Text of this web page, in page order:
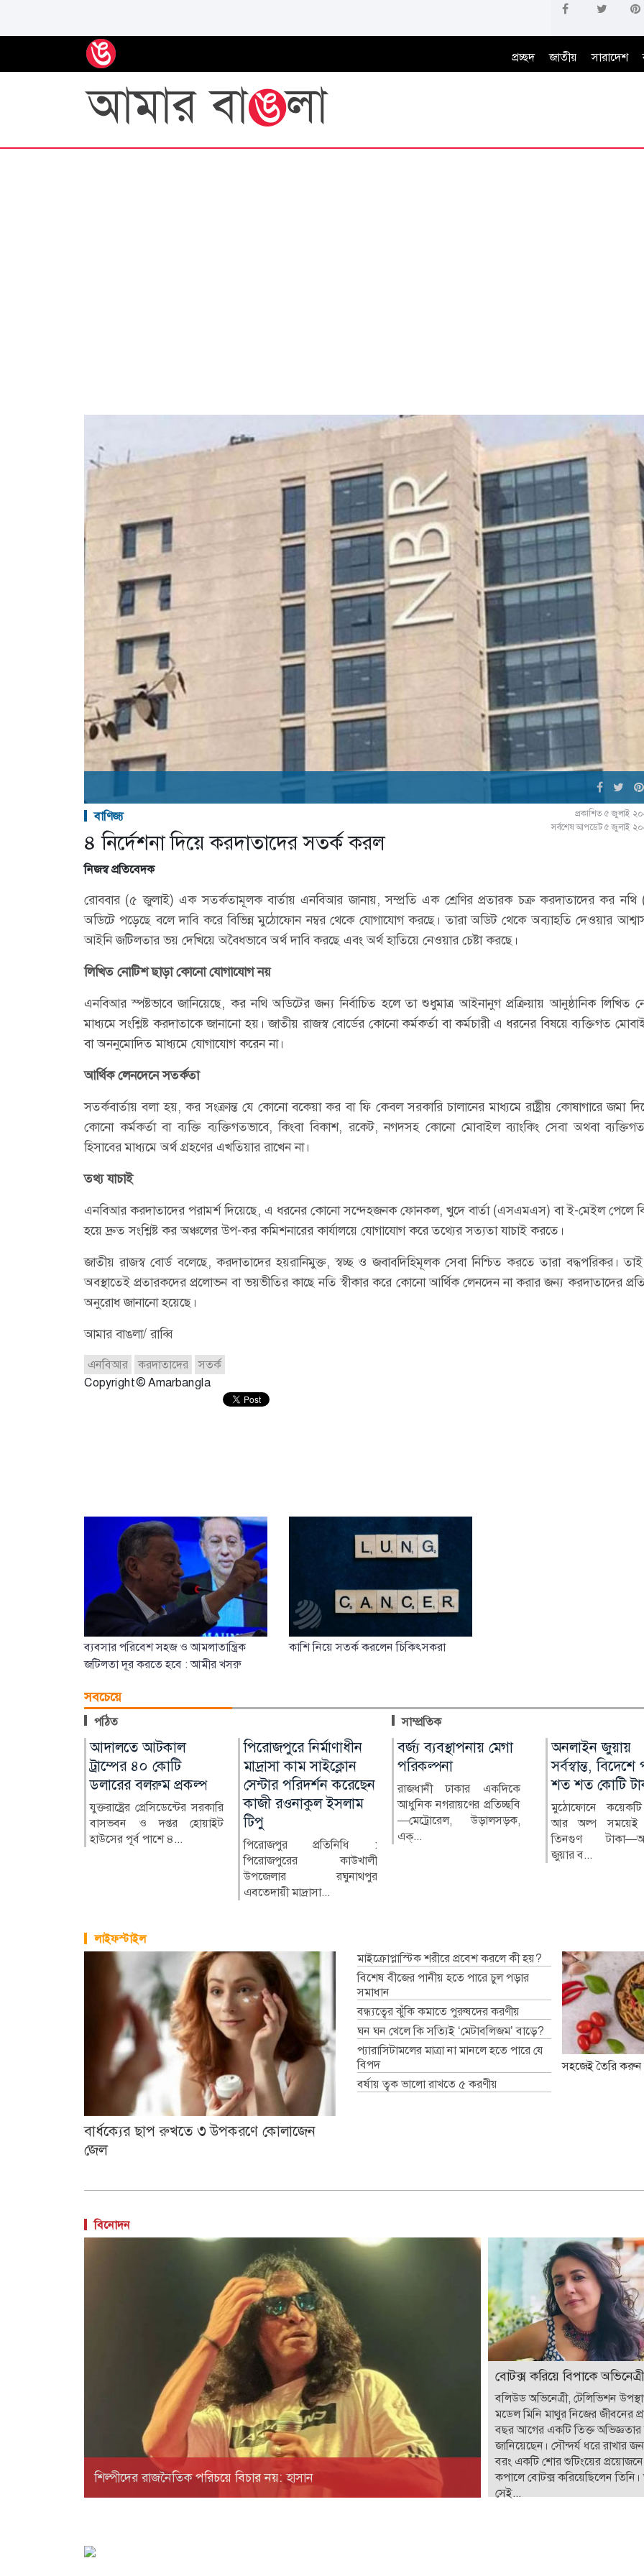
প্রচ্ছদ জাতীয় সারাদেশ
বাণিজ্য
প্রকাশিত ৫ জুলাই
সর্বশেষ আপডেট ৫ জুলাই
৪ নির্দেশনা দিয়ে করদাতাদের সতর্ক করল
নিজস্ব প্রতিবেদক
রোববার (৫ জুলাই) এক সতর্কতামূলক বার্তায় এনবিআর জানায়, সম্প্রতি এক শ্রেণির প্রতারক চক্র করদাতাদের কর নথি
অডিটে পড়েছে বলে দাবি করে বিভিন্ন মুঠোফোন নম্বর থেকে যোগাযোগ করছে। তারা অডিট থেকে অব্যাহতি দেওয়ার
আইনি জটিলতার ভয় দেখিয়ে অবৈধভাবে অর্থ দাবি করছে এবং অর্থ হাতিয়ে নেওয়ার চেষ্টা করছে।
লিখিত নোটিশ ছাড়া কোনো যোগাযোগ নয়
এনবিআর স্পষ্টভাবে জানিয়েছে, কর নথি অডিটের জন্য নির্বাচিত হলে তা শুধুমাত্র আইনানুগ প্রক্রিয়ায় আনুষ্ঠানিক লিখিত
মাধ্যমে সংশ্লিষ্ট করদাতাকে জানানো হয়। জাতীয় রাজস্ব বোর্ডের কোনো কর্মকর্তা বা কর্মচারী এ ধরনের বিষয়ে ব্যক্তিগত
বা অননুমোদিত মাধ্যমে যোগাযোগ করেন না।
আর্থিক লেনদেনে সতর্কতা
সতর্কবার্তায় বলা হয়, কর সংক্রান্ত যে কোনো বকেয়া কর বা ফি কেবল সরকারি চালানের মাধ্যমে রাষ্ট্রীয় কোষাগারে জমা
কোনো কর্মকর্তা বা ব্যক্তি ব্যক্তিগতভাবে, কিংবা বিকাশ, রকেট, নগদসহ কোনো মোবাইল ব্যাংকিং সেবা অথবা
হিসাবের মাধ্যমে অর্থ গ্রহণের এখতিয়ার রাখেন না।
তথ্য যাচাই
এনবিআর করদাতাদের পরামর্শ দিয়েছে, এ ধরনের কোনো সন্দেহজনক ফোনকল, খুদে বার্তা (এসএমএস) বা ই-মেইল পেলে
হয়ে দ্রুত সংশ্লিষ্ট কর অঞ্চলের উপ-কর কমিশনারের কার্যালয়ে যোগাযোগ করে তথ্যের সত্যতা যাচাই করতে।
জাতীয় রাজস্ব বোর্ড বলেছে, করদাতাদের হয়রানিমুক্ত, স্বচ্ছ ও জবাবদিহিমূলক সেবা নিশ্চিত করতে তারা বদ্ধপরিকর।
অবস্থাতেই প্রতারকদের প্রলোভন বা ভয়ভীতির কাছে নতি স্বীকার করে কোনো আর্থিক লেনদেন না করার জন্য করদাতাদের
অনুরোধ জানানো হয়েছে।
আমার বাঙলা/ রাব্বি
এনবিআর করদাতাদের
সতর্ক
Copyright © Amarbangla
ব্যবসার পরিবেশ সহজ ও আমলাতান্ত্রিক
জটিলতা দূর করতে হবে : আমীর খসরু
কাশি নিয়ে সতর্ক করলেন চিকিৎসকরা
সবচেয়ে
পঠিত সাম্প্রতিক
আদালতে আটকাল
ট্রাম্পের ৪০ কোটি
ডলারের বলরুম প্রকল্প
যুক্তরাষ্ট্রের প্রেসিডেন্টের সরকারি
বাসভবন ও দপ্তর হোয়াইট
হাউসের পূর্ব পাশে ৪...
পিরোজপুরে নির্মাণাধীন
মাদ্রাসা কাম সাইক্লোন
সেন্টার পরিদর্শন করেছেন
কাজী রওনাকুল ইসলাম
টিপু
পিরোজপুর প্রতিনিধি :
পিরোজপুরের কাউখালী
উপজেলার রঘুনাথপুর
এবতেদায়ী মাদ্রাসা...
যে শর্তে ইরানের নৌ
অবরোধ তুলবে যুক্তরাষ্ট্র
ইরান ও ওমানের মধ্যে হরমুজ
প্রণালি পুনরায় খুলে দেওয়ার
বিষয়ে অগ্রগতি হয়েছে। শিগ...
অর্ধশতাধিক
বাংলাদেশিসহ
অভিবাসী উদ্ধার
গ্রিসের ক্রিট দ্বীপের
অভিযানে ৪৮
সময়ে ২০২ জন
উ...
দেড় বছর পর কলাপাড়া
হাসপাতালে চালু
সিজারিয়ান অপারেশন
পটুয়াখালীর কলাপাড়া ৫০
শয্যাবিশিষ্ট হাসপাতালে দীর্ঘ
প্রায় দেড় বছর বন্ধ থাকার প...
ঝুঁকিপূর্ণ ভবনেই চলছে
আইন কলেজ
বাংলাদেশের প্রথম সারির
আইন কলেজগুলোর অন্যতম
নারায়ণগঞ্জ আইন কলেজ।
তৎকালীন পূর্...
বর্জ্য ব্যবস্থাপনায় মেগা
পরিকল্পনা
রাজধানী ঢাকার একদিকে
আধুনিক নগরায়ণের প্রতিচ্ছবি
—মেট্রোরেল, উড়ালসড়ক,
এক্...
অনলাইন জুয়ায়
সর্বস্বান্ত, বিদেশে
শত শত কোটি
মুঠোফোনে কয়েকটি
আর অল্প সময়েই
তিনগুণ
জুয়ার ব...
লাইফস্টাইল
বার্ধক্যের ছাপ রুখতে ৩ উপকরণে কোলাজেন
জেল
মাইক্রোপ্লাস্টিক শরীরে প্রবেশ করলে কী হয়?
বিশেষ বীজের পানীয় হতে পারে চুল পড়ার
সমাধান
বন্ধ্যত্বের ঝুঁকি কমাতে পুরুষদের করণীয়
ঘন ঘন খেলে কি সত্যিই ‘মেটাবলিজম’ বাড়ে?
প্যারাসিটামলের মাত্রা না মানলে হতে পারে যে
বিপদ
বর্ষায় ত্বক ভালো রাখতে ৫ করণীয়
সহজেই তৈরি
বিনোদন
শিল্পীদের রাজনৈতিক পরিচয়ে বিচার নয়: হাসান
বোটক্স করিয়ে বিপাকে অভিনেত্রী
বলিউড অভিনেত্রী, টেলিভিশন
মডেল মিনি মাথুর নিজের জীবনের
বছর আগের একটি তিক্ত অভিজ্ঞতার
জানিয়েছেন। সৌন্দর্য ধরে রাখার
বরং একটি শোর শুটিংয়ের প্রয়োজনে
কপালে বোটক্স করিয়েছিলেন
সেই...